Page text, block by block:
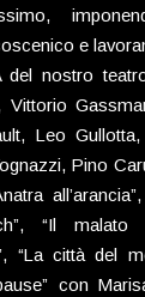
e
del nostro
Vittorio
Leo
Pino
“Il malato
“La città del
con